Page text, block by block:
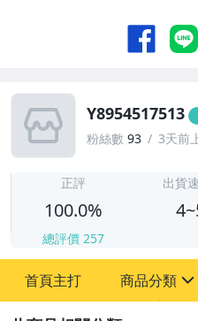
Y8954517513
粉絲數 93 3天前
正評
100.0%
總評價 257
出貨
首頁主打 商品分類